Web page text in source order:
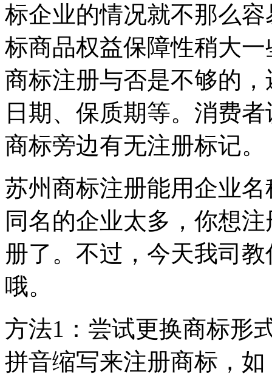
标企业的情况就不那么
标商品权益保障性稍大
商标注册与否是不够的
日期、保质期等。消费
商标旁边有无注册标记。
苏州商标注册能用企业
同名的企业太多，你想
册了。不过，今天我司
哦。
方法1：尝试更换商标形
拼音缩写来注册商标，